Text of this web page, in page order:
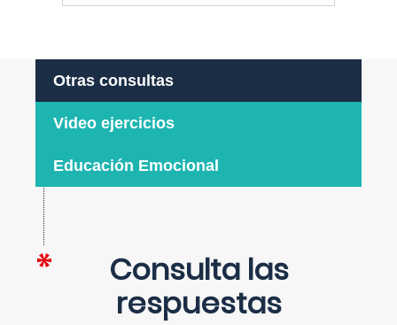
Otras consultas
Video ejercicios
Educación Emocional
Consulta las
respuestas